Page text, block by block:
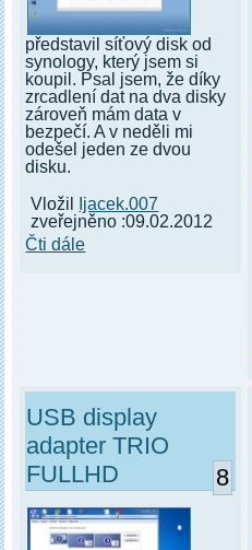
představil síťový disk od
synology, který jsem si
koupil. Psal jsem, že díky
zrcadlení dat na dva disky
zároveň mám data v
bezpečí. A v neděli mi
odešel jeden ze dvou
disku.
Vložil
Ijacek.007
zveřejněno :09.02.2012
Čti dále
USB display
adapter TRIO
FULLHD
8